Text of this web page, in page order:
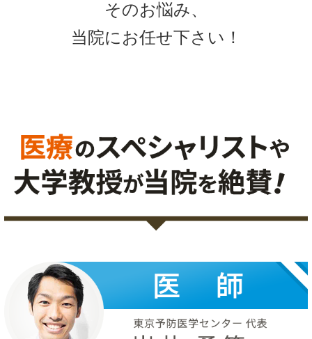
そのお悩み、
当院にお任せ下さい！